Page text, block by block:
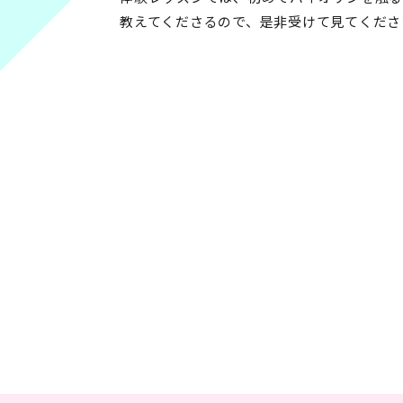
教えてくださるので、是非受けて見てくだ